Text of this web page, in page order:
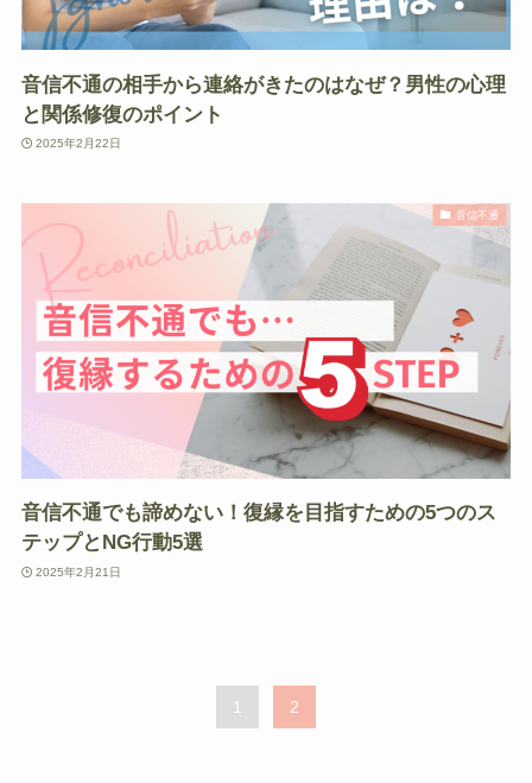
音信不通の相手から連絡がきたのはなぜ？男性の心理
と関係修復のポイント
2025年2月22日
音信不通
音信不通でも諦めない！復縁を目指すための5つのス
テップとNG行動5選
2025年2月21日
1 2